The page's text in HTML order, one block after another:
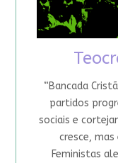
“Bancada
partidos
sociais e
cresce,
Feministas